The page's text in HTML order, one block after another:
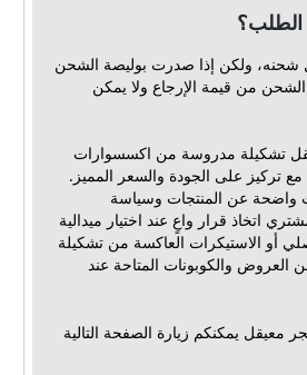
شحنه، ولكن إذا صدرت بوليصة الشحن
من قيمة الإرجاع ولا يمكن
تشكيلة مدروسة من اكسسوارات
تركيز على الجودة والسعر المميز.
واضحة عن المنتجات وسياسة
اتخاذ قرار واعٍ عند اختيار ميدالية
أو الاستيكرات العاكسة من تشكيلة
العروض والكوبونات المتاحة عند
معيقل يمكنكم زيارة الصفحة التالية